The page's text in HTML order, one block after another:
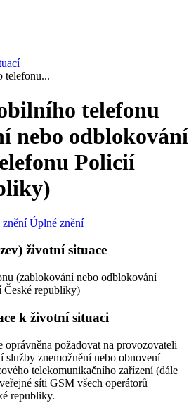
telefonu...
telefonu
nebo odblokování
Policií
znění Úplné znění
životní situace
(zablokování nebo odblokování
republiky)
k životní situaci
požadovat na provozovateli
služby znemožnění nebo obnovení
telekomunikačního zařízení (dále
síti GSM všech operátorů
republiky.